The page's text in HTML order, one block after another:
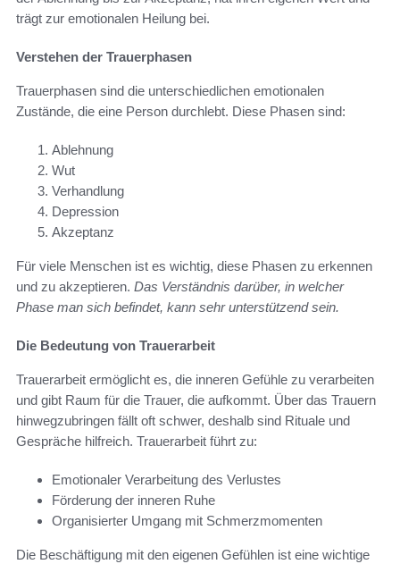
trägt zur emotionalen Heilung bei.
Verstehen der Trauerphasen
Trauerphasen sind die unterschiedlichen emotionalen
Zustände, die eine Person durchlebt. Diese Phasen sind:
Ablehnung
Wut
Verhandlung
Depression
Akzeptanz
Für viele Menschen ist es wichtig, diese Phasen zu erkennen
und zu akzeptieren. Das Verständnis darüber, in welcher
Phase man sich befindet, kann sehr unterstützend sein.
Die Bedeutung von Trauerarbeit
Trauerarbeit ermöglicht es, die inneren Gefühle zu verarbeiten
und gibt Raum für die Trauer, die aufkommt. Über das Trauern
hinwegzubringen fällt oft schwer, deshalb sind Rituale und
Gespräche hilfreich. Trauerarbeit führt zu:
Emotionaler Verarbeitung des Verlustes
Förderung der inneren Ruhe
Organisierter Umgang mit Schmerzmomenten
Die Beschäftigung mit den eigenen Gefühlen ist eine wichtige